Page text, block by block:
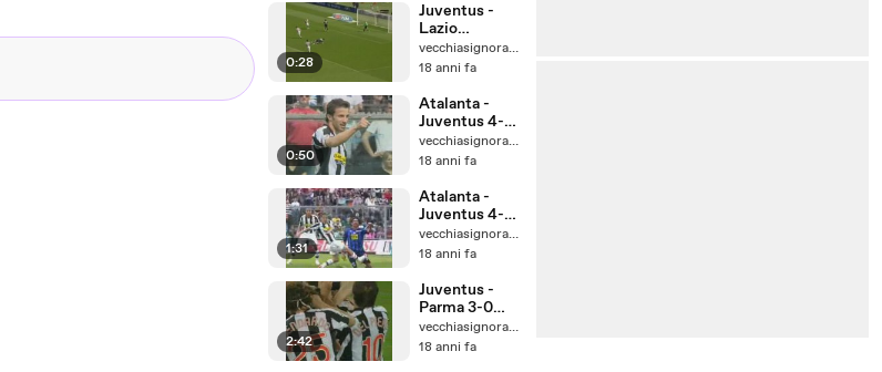
0:28
Juventus -
Lazio
27/04/2008 1
tempo
vecchiasignoracom
18 anni fa
0:50
Atalanta -
Juventus 4-0
20/04/2008vecchiasignoracom
18 anni fa
1:31
Atalanta -
Juventus 4-0
Intervista ad
Alessandro
vecchiasignoracom
18 anni fa
2:42
Juventus -
Parma 3-0
16/04/2008vecchiasignoracom
18 anni fa